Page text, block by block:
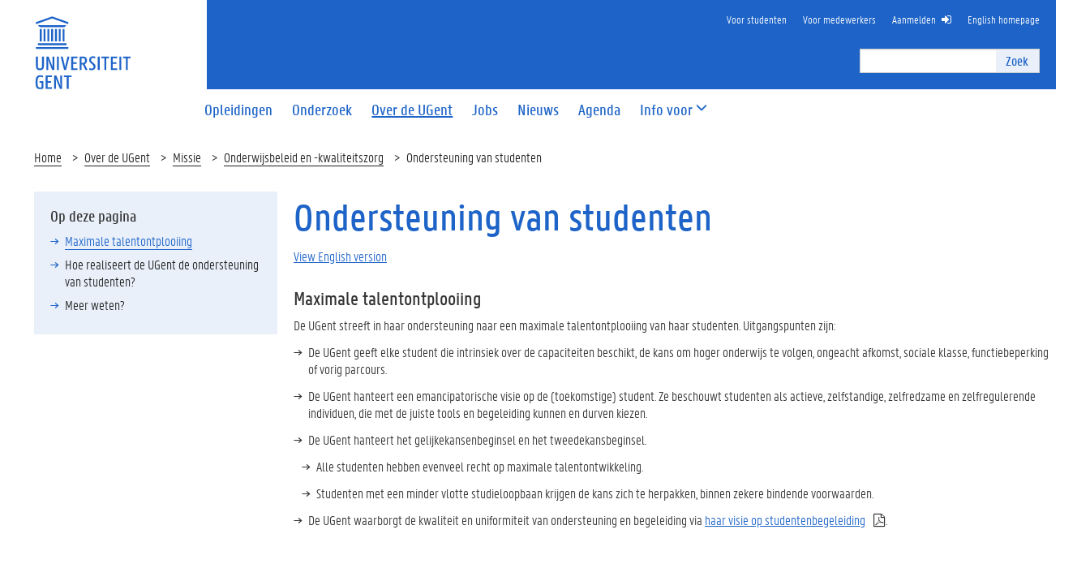
Zoek
Zoek
Voor studenten Voor medewerkers Aanmelden English homepage
Opleidingen Onderzoek Over de UGent Jobs Nieuws Agenda Info voor
Home Over de UGent Missie Onderwijsbeleid en -kwaliteitszorg Ondersteuning van studenten
Op deze pagina
Maximale talentontplooiing
Hoe realiseert de UGent de ondersteuning
van studenten?
Meer weten?
Ondersteuning van studenten
View English version
Maximale talentontplooiing
De UGent streeft in haar ondersteuning naar een maximale talentontplooiing van haar studenten. Uitgangspunten zijn:
De UGent geeft elke student die intrinsiek over de capaciteiten beschikt, de kans om hoger onderwijs te volgen, ongeacht afkomst, sociale klasse, functiebeperking
of vorig parcours.
De UGent hanteert een emancipatorische visie op de (toekomstige) student. Ze beschouwt studenten als actieve, zelfstandige, zelfredzame en zelfregulerende
individuen, die met de juiste tools en begeleiding kunnen en durven kiezen.
De UGent hanteert het gelijkekansenbeginsel en het tweedekansbeginsel.
Alle studenten hebben evenveel recht op maximale talentontwikkeling.
Studenten met een minder vlotte studieloopbaan krijgen de kans zich te herpakken, binnen zekere bindende voorwaarden.
De UGent waarborgt de kwaliteit en uniformiteit van ondersteuning en begeleiding via haar visie op studentenbegeleiding